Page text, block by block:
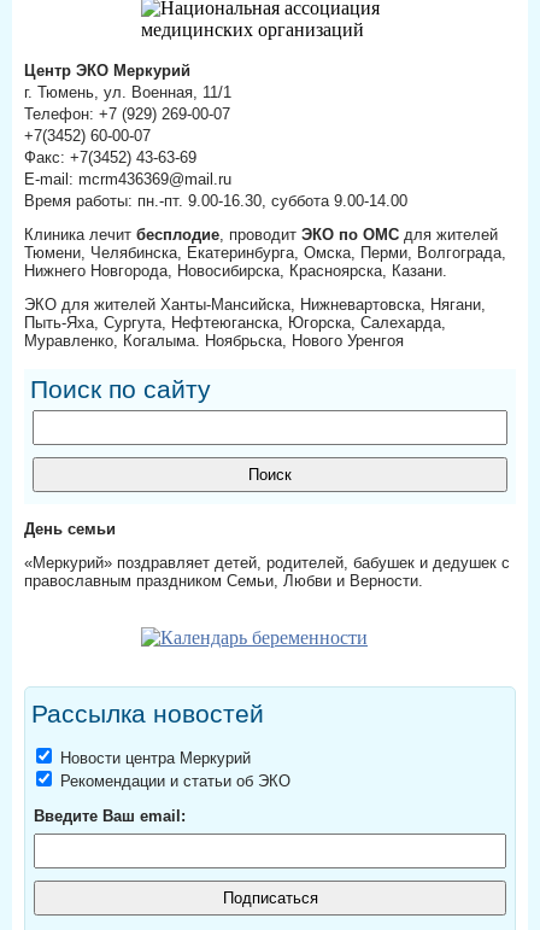
Центр ЭКО Меркурий
г. Тюмень, ул. Военная, 11/1
Телефон: +7 (929) 269-00-07
+7(3452) 60-00-07
Факс: +7(3452) 43-63-69
E-mail: mcrm436369@mail.ru
Время работы: пн.-пт. 9.00-16.30, суббота 9.00-14.00
Клиника лечит бесплодие, проводит ЭКО по ОМС для жителей
Тюмени, Челябинска, Екатеринбурга, Омска, Перми, Волгограда,
Нижнего Новгорода, Новосибирска, Красноярска, Казани.
ЭКО для жителей Ханты-Мансийска, Нижневартовска, Нягани,
Пыть-Яха, Сургута, Нефтеюганска, Югорска, Салехарда,
Муравленко, Когалыма. Ноябрьска, Нового Уренгоя
Поиск по сайту
День семьи
«Меркурий» поздравляет детей, родителей, бабушек и дедушек с
православным праздником Семьи, Любви и Верности.
Рассылка новостей
Новости центра Меркурий
Рекомендации и статьи об ЭКО
Введите Ваш email: